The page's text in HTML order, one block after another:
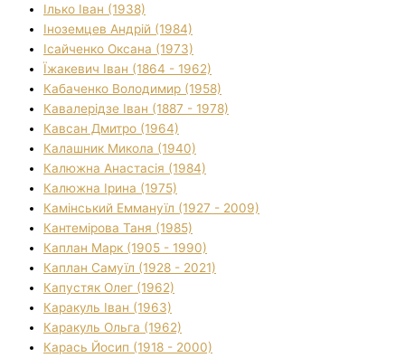
Ілько Іван (1938)
Іноземцев Андрій (1984)
Ісайченко Оксана (1973)
Їжакевич Іван (1864 - 1962)
Кабаченко Володимир (1958)
Кавалерідзе Іван (1887 - 1978)
Кавсан Дмитро (1964)
Калашник Микола (1940)
Калюжна Анастасія (1984)
Калюжна Ірина (1975)
Камінський Еммануїл (1927 - 2009)
Кантемірова Таня (1985)
Каплан Марк (1905 - 1990)
Каплан Самуїл (1928 - 2021)
Капустяк Олег (1962)
Каракуль Іван (1963)
Каракуль Ольга (1962)
Карась Йосип (1918 - 2000)